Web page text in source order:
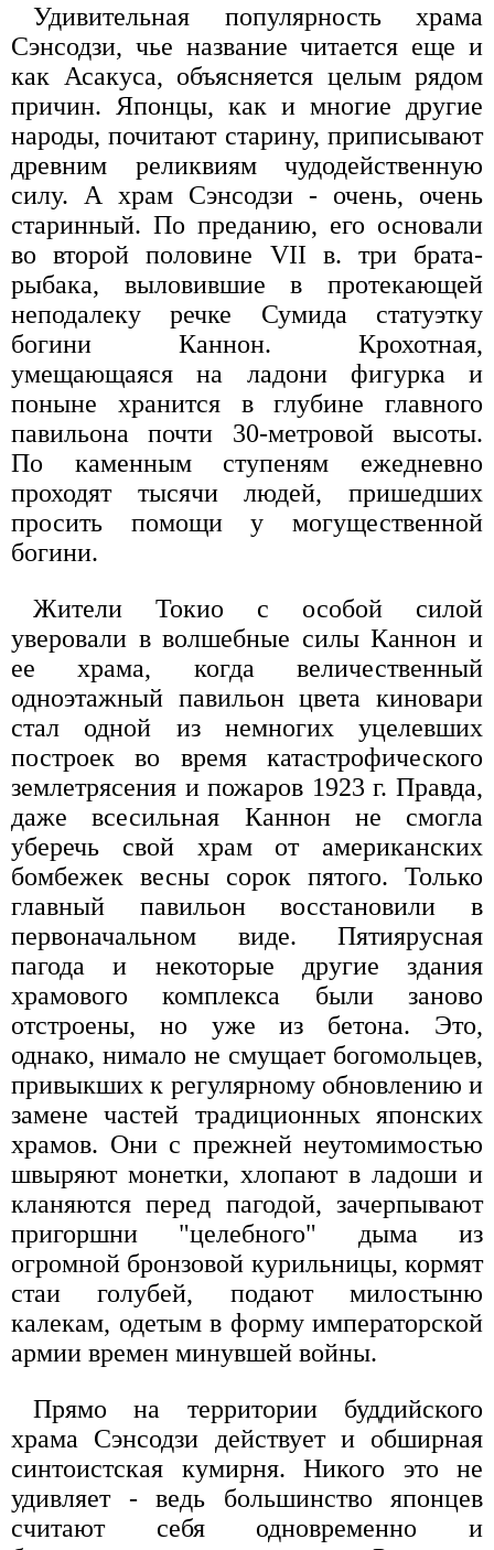
Удивительная популярность храма
Сэнсодзи, чье название читается еще и
как Асакуса, объясняется целым рядом
причин. Японцы, как и многие другие
народы, почитают старину, приписывают
древним реликвиям чудодейственную
силу. А храм Сэнсодзи - очень, очень
старинный. По преданию, его основали
во второй половине VII в. три брата-
рыбака, выловившие в протекающей
неподалеку речке Сумида статуэтку
богини Каннон. Крохотная,
умещающаяся на ладони фигурка и
поныне хранится в глубине главного
павильона почти 30-метровой высоты.
По каменным ступеням ежедневно
проходят тысячи людей, пришедших
просить помощи у могущественной
богини.
Жители Токио с особой силой
уверовали в волшебные силы Каннон и
ее храма, когда величественный
одноэтажный павильон цвета киновари
стал одной из немногих уцелевших
построек во время катастрофического
землетрясения и пожаров 1923 г. Правда,
даже всесильная Каннон не смогла
уберечь свой храм от американских
бомбежек весны сорок пятого. Только
главный павильон восстановили в
первоначальном виде. Пятиярусная
пагода и некоторые другие здания
храмового комплекса были заново
отстроены, но уже из бетона. Это,
однако, нимало не смущает богомольцев,
привыкших к регулярному обновлению и
замене частей традиционных японских
храмов. Они с прежней неутомимостью
швыряют монетки, хлопают в ладоши и
кланяются перед пагодой, зачерпывают
пригоршни "целебного" дыма из
огромной бронзовой курильницы, кормят
стаи голубей, подают милостыню
калекам, одетым в форму императорской
армии времен минувшей войны.
Прямо на территории буддийского
храма Сэнсодзи действует и обширная
синтоистская кумирня. Никого это не
удивляет - ведь большинство японцев
считают себя одновременно и